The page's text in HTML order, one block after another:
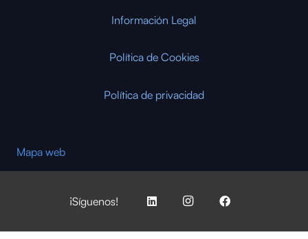
Información Legal
Política de Cookies
Política de privacidad
Mapa web
¡Síguenos!